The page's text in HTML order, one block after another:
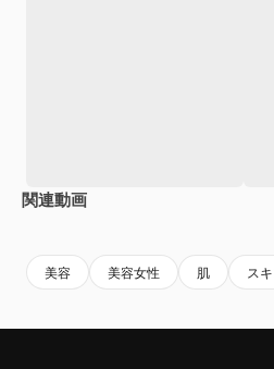
関連動画
美容 美容女性 肌 ス